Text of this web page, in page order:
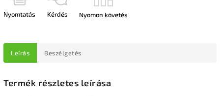
Nyomtatás Kérdés Nyomon követés
Leírás Beszélgetés
Termék részletes leírása